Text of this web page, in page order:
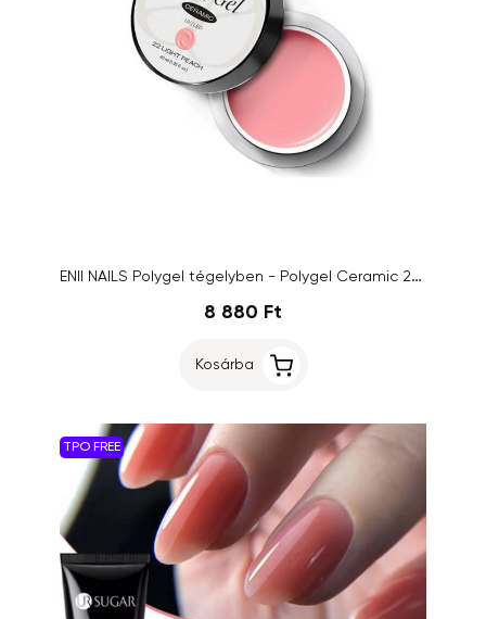
ENII NAILS Polygel tégelyben - Polygel Ceramic 22 Light Peach, 40ml
8 880 Ft
Kosárba
TPO FREE